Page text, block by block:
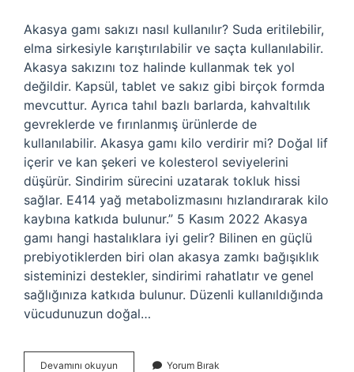
Akasya gamı sakızı nasıl kullanılır? Suda eritilebilir,
elma sirkesiyle karıştırılabilir ve saçta kullanılabilir.
Akasya sakızını toz halinde kullanmak tek yol
değildir. Kapsül, tablet ve sakız gibi birçok formda
mevcuttur. Ayrıca tahıl bazlı barlarda, kahvaltılık
gevreklerde ve fırınlanmış ürünlerde de
kullanılabilir. Akasya gamı kilo verdirir mi? Doğal lif
içerir ve kan şekeri ve kolesterol seviyelerini
düşürür. Sindirim sürecini uzatarak tokluk hissi
sağlar. E414 yağ metabolizmasını hızlandırarak kilo
kaybına katkıda bulunur.” 5 Kasım 2022 Akasya
gamı hangi hastalıklara iyi gelir? Bilinen en güçlü
prebiyotiklerden biri olan akasya zamkı bağışıklık
sisteminizi destekler, sindirimi rahatlatır ve genel
sağlığınıza katkıda bulunur. Düzenli kullanıldığında
vücudunuzun doğal…
Devamını okuyun Yorum Bırak